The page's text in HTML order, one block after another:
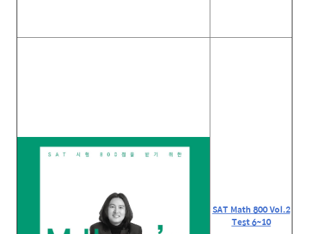
SAT Math 800 Vol.2
Test 6~10